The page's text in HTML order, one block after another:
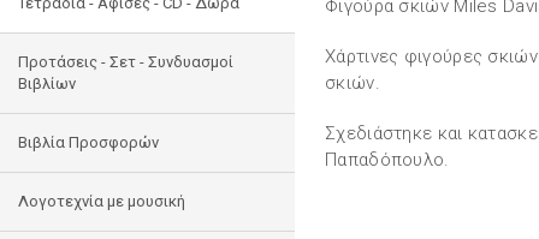
Προτάσεις - Σετ - Συνδυασμοί
Βιβλίων
Βιβλία Προσφορών
Λογοτεχνία με μουσική
Φιγούρα σκιών Miles
Χάρτινες φιγούρες
σκιών.
Σχεδιάστηκε και
Παπαδόπουλο.